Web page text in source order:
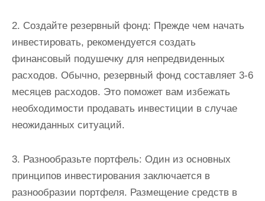
2. Создайте резервный фонд: Прежде чем начать
инвестировать, рекомендуется создать
финансовый подушечку для непредвиденных
расходов. Обычно, резервный фонд составляет 3-6
месяцев расходов. Это поможет вам избежать
необходимости продавать инвестиции в случае
неожиданных ситуаций.
3. Разнообразьте портфель: Один из основных
принципов инвестирования заключается в
разнообразии портфеля. Размещение средств в